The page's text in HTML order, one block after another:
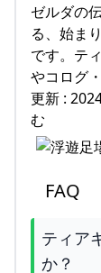
ゼルダの
る、始ま
です。テ
やコログ
更新 :
む
FAQ
ティア
か？